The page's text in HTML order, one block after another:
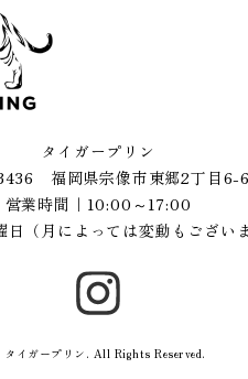
タイガープリン
福岡県宗像市東郷2丁目6-6
営業時間｜10:00～17:00
日 （月によっては変動もござい
イガープリン. All Rights Reserved.